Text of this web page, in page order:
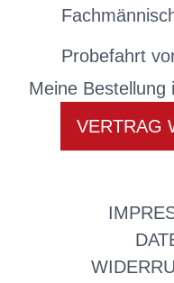
Probefahrt
Meine Bestellung
VERTRAG